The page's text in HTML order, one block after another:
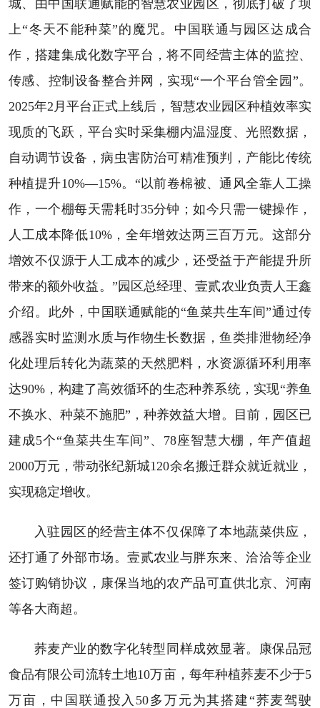
城、由中国联通赋能的智慧农业园区，彻底打破了坝
上“冬天不能种菜”的魔咒。中国联通与园区达成合
作，搭建集成化数字平台，将不同经营主体的监控、
传感、控制设备整合并网，实现“一个平台管全园”。
2025年2月平台正式上线后，智慧农业园区种植效率实
现质的飞跃，平台实时采集棚内温湿度、光照数据，
自动调节设备，病虫害防治可精准预判，产能比传统
种植提升10%—15%。“以前卷棉被、通风全靠人工操
作，一个棚每天需耗时35分钟；如今只需一键操作，
人工成本降低10%，全年增效达两三百万元。这部分
增效不仅源于人工成本的减少，还受益于产能提升所
带来的额外收益。”园区总经理、壹贰农业负责人王鑫
介绍。此外，中国联通赋能的“鱼菜共生车间”通过传
感器实时监测水质与作物生长数据，鱼类排泄物经净
化处理后转化为蔬菜的天然肥料，水资源循环利用率
达90%，构建了高效循环的生态种养系统，实现“养鱼
不换水、种菜不施肥”，种养效益大增。目前，园区已
建成5个“鱼菜共生车间”、78座智慧大棚，年产值超
2000万元，带动张纪新城120余名搬迁群众就近就业，
实现稳定增收。
入驻园区的经营主体不仅保障了本地蔬菜供应，
还打通了外部市场。壹贰农业与胖东来、洽洽等企业
签订购销协议，康保当地的农产品可直供北京、河南
等各大商超。
荞麦产业的数字化转型同样成效显著。康保品冠
食品有限公司流转土地10万亩，每年种植荞麦不少于5
万亩，中国联通投入50多万元为其搭建“荞麦驾驶